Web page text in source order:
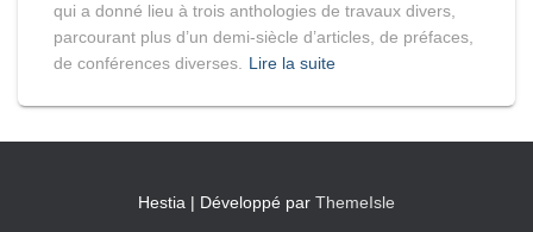
qui a donné lieu à trois anthologies de travaux divers,
parcourant plus d’un demi-siècle d’articles, de préfaces,
de conférences diverses.
Lire la suite
Hestia | Développé par ThemeIsle